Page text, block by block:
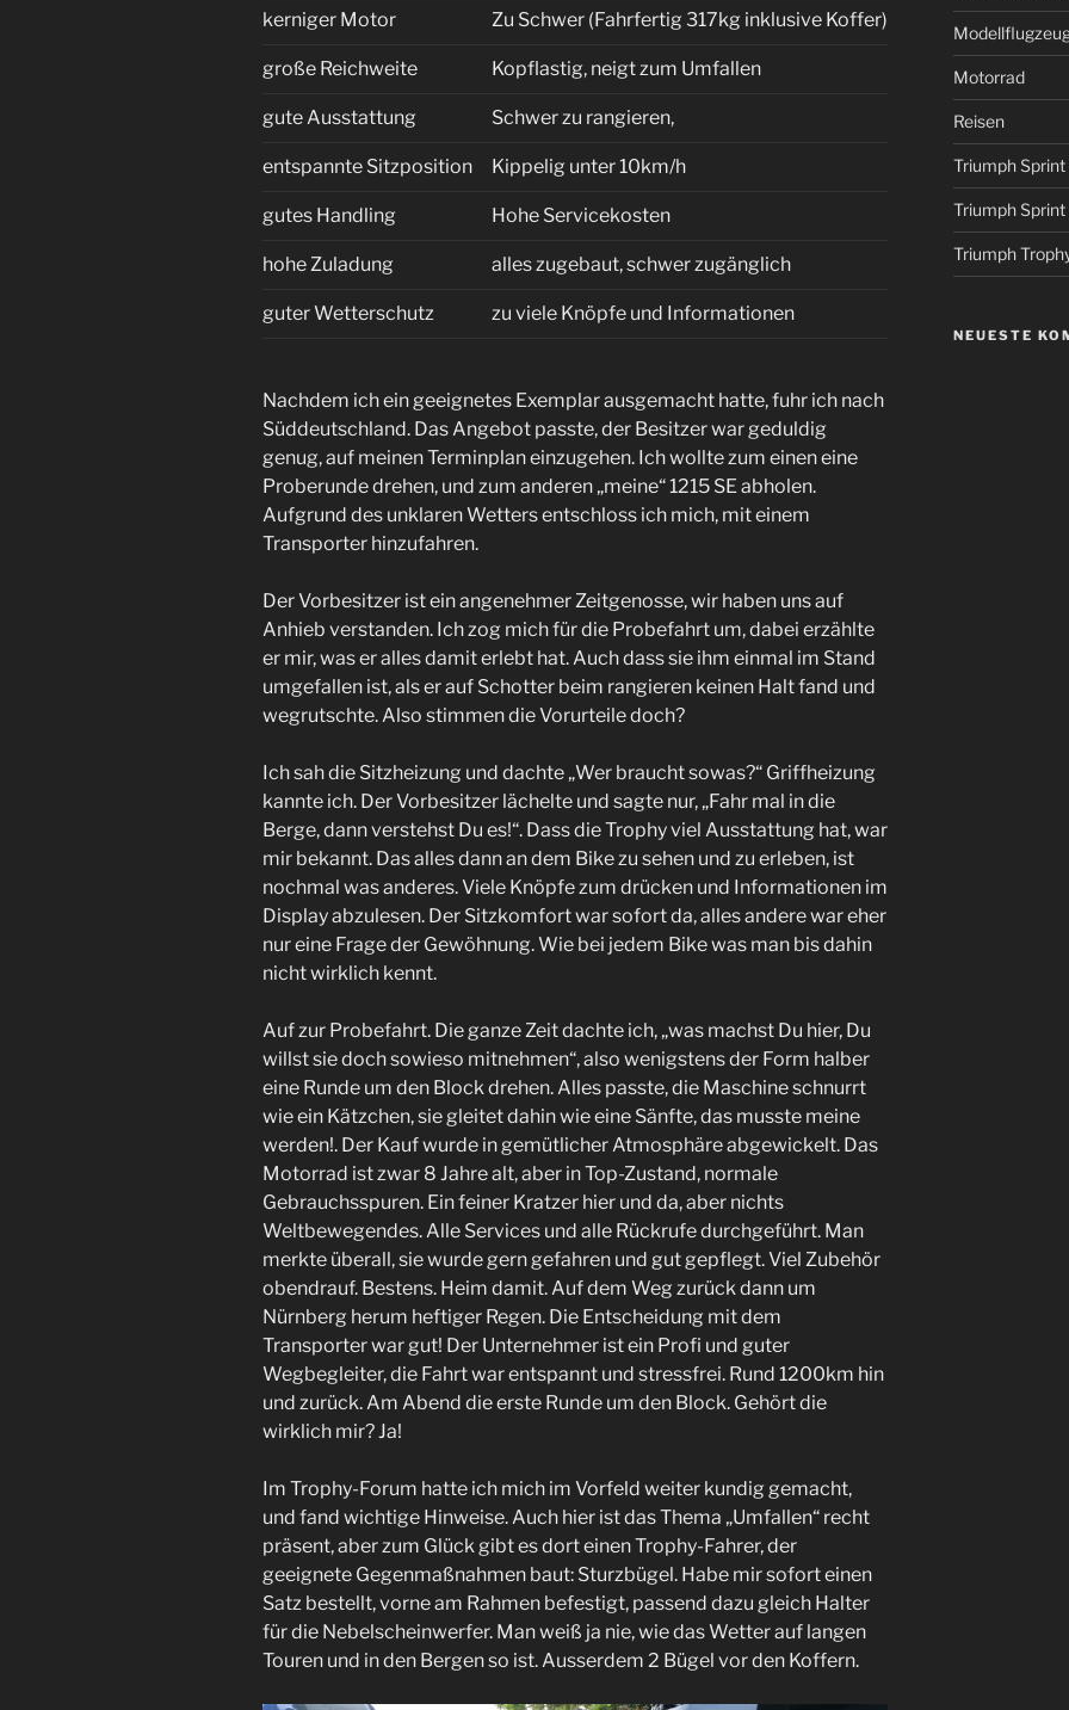
kerniger Motor Zu Schwer (Fahrfertig 317kg inklusive Koffer)
große Reichweite Kopflastig, neigt zum Umfallen
gute Ausstattung Schwer zu rangieren,
entspannte Sitzposition Kippelig unter 10km/h
gutes Handling Hohe Servicekosten
hohe Zuladung alles zugebaut, schwer zugänglich
guter Wetterschutz zu viele Knöpfe und Informationen
Nachdem ich ein geeignetes Exemplar ausgemacht hatte, fuhr ich nach
Süddeutschland. Das Angebot passte, der Besitzer war geduldig
genug, auf meinen Terminplan einzugehen. Ich wollte zum einen eine
Proberunde drehen, und zum anderen „meine“ 1215 SE abholen.
Aufgrund des unklaren Wetters entschloss ich mich, mit einem
Transporter hinzufahren.
Der Vorbesitzer ist ein angenehmer Zeitgenosse, wir haben uns auf
Anhieb verstanden. Ich zog mich für die Probefahrt um, dabei erzählte
er mir, was er alles damit erlebt hat. Auch dass sie ihm einmal im Stand
umgefallen ist, als er auf Schotter beim rangieren keinen Halt fand und
wegrutschte. Also stimmen die Vorurteile doch?
Ich sah die Sitzheizung und dachte „Wer braucht sowas?“ Griffheizung
kannte ich. Der Vorbesitzer lächelte und sagte nur, „Fahr mal in die
Berge, dann verstehst Du es!“. Dass die Trophy viel Ausstattung hat, war
mir bekannt. Das alles dann an dem Bike zu sehen und zu erleben, ist
nochmal was anderes. Viele Knöpfe zum drücken und Informationen im
Display abzulesen. Der Sitzkomfort war sofort da, alles andere war eher
nur eine Frage der Gewöhnung. Wie bei jedem Bike was man bis dahin
nicht wirklich kennt.
Auf zur Probefahrt. Die ganze Zeit dachte ich, „was machst Du hier, Du
willst sie doch sowieso mitnehmen“, also wenigstens der Form halber
eine Runde um den Block drehen. Alles passte, die Maschine schnurrt
wie ein Kätzchen, sie gleitet dahin wie eine Sänfte, das musste meine
werden!. Der Kauf wurde in gemütlicher Atmosphäre abgewickelt. Das
Motorrad ist zwar 8 Jahre alt, aber in Top-Zustand, normale
Gebrauchsspuren. Ein feiner Kratzer hier und da, aber nichts
Weltbewegendes. Alle Services und alle Rückrufe durchgeführt. Man
merkte überall, sie wurde gern gefahren und gut gepflegt. Viel Zubehör
obendrauf. Bestens. Heim damit. Auf dem Weg zurück dann um
Nürnberg herum heftiger Regen. Die Entscheidung mit dem
Transporter war gut! Der Unternehmer ist ein Profi und guter
Wegbegleiter, die Fahrt war entspannt und stressfrei. Rund 1200km hin
und zurück. Am Abend die erste Runde um den Block. Gehört die
wirklich mir? Ja!
Im Trophy-Forum hatte ich mich im Vorfeld weiter kundig gemacht,
und fand wichtige Hinweise. Auch hier ist das Thema „Umfallen“ recht
präsent, aber zum Glück gibt es dort einen Trophy-Fahrer, der
geeignete Gegenmaßnahmen baut: Sturzbügel. Habe mir sofort einen
Satz bestellt, vorne am Rahmen befestigt, passend dazu gleich Halter
für die Nebelscheinwerfer. Man weiß ja nie, wie das Wetter auf langen
Touren und in den Bergen so ist. Ausserdem 2 Bügel vor den Koffern.
Motorrad
Reisen
Triumph
Triumph
Triumph
NEUESTE